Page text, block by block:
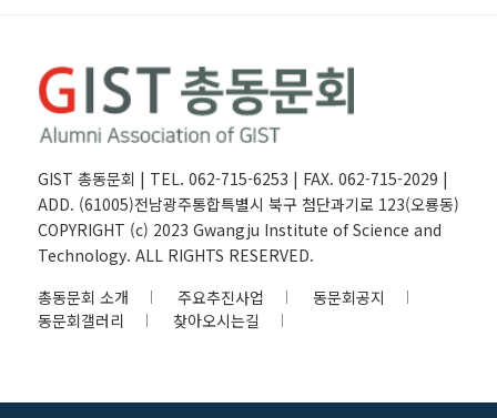
GIST 총동문회 | TEL. 062-715-6253 | FAX. 062-715-2029 |
ADD. (61005)전남광주통합특별시 북구 첨단과기로 123(오룡동)
COPYRIGHT (c) 2023 Gwangju Institute of Science and
Technology. ALL RIGHTS RESERVED.
총동문회 소개
주요추진사업
동문회공지
동문회갤러리
찾아오시는길